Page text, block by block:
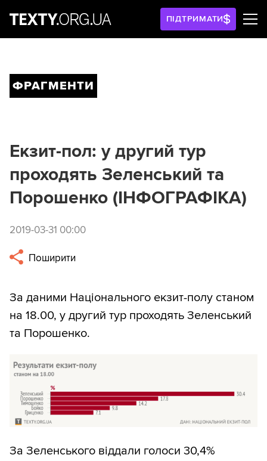
ПІДТРИМАТИ
ФРАГМЕНТИ
Екзит-пол: у другий тур
проходять Зеленський та
Порошенко (ІНФОГРАФІКА)
2019-03-31 00:00
Поширити
За даними Національного екзит-полу станом
на 18.00, у другий тур проходять Зеленський
та Порошенко.
За Зеленського віддали голоси 30,4%